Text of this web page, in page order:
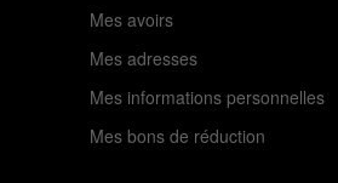
Mes avoirs
Mes adresses
Mes informations personnelles
Mes bons de réduction